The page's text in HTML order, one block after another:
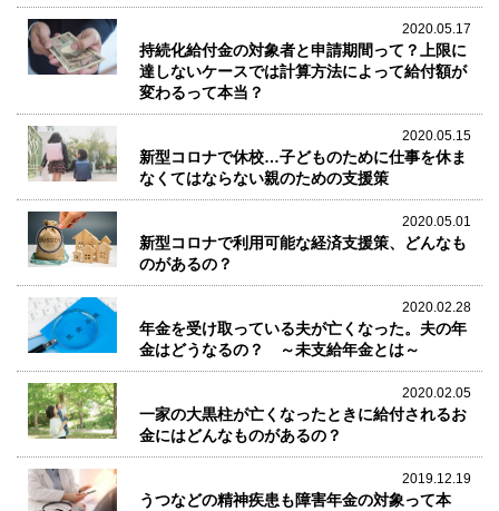
2020.05.17
持続化給付金の対象者と申請期間って？上限に
達しないケースでは計算方法によって給付額が
変わるって本当？
2020.05.15
新型コロナで休校…子どものために仕事を休ま
なくてはならない親のための支援策
2020.05.01
新型コロナで利用可能な経済支援策、どんなも
のがあるの？
2020.02.28
年金を受け取っている夫が亡くなった。夫の年
金はどうなるの？ ～未支給年金とは～
2020.02.05
一家の大黒柱が亡くなったときに給付されるお
金にはどんなものがあるの？
2019.12.19
うつなどの精神疾患も障害年金の対象って本